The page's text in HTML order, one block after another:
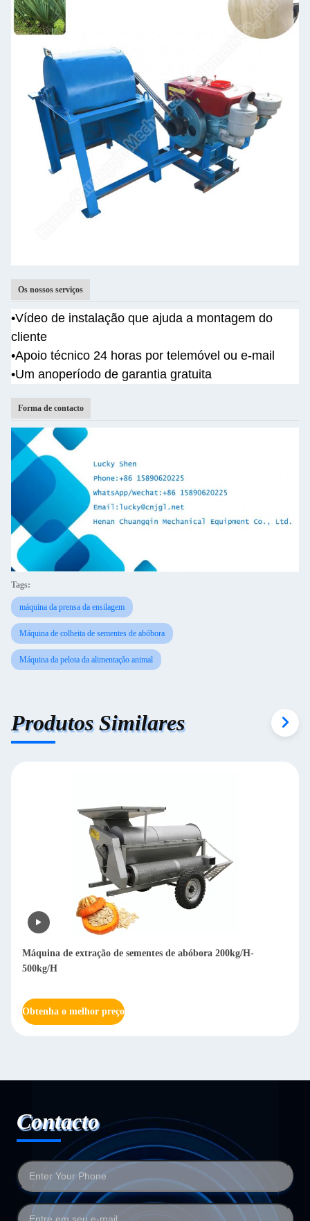
Os nossos serviços
•Vídeo de instalação que ajuda a montagem do
cliente
•Apoio técnico 24 horas por telemóvel ou e-mail
•Um anoperíodo de garantia gratuita
Forma de contacto
Tags:
máquina da prensa da ensilagem
Máquina de colheita de sementes de abóbora
Máquina da pelota da alimentação animal
Produtos Similares
Máquina de extração de sementes de abóbora 200kg/H-
500kg/H
Obtenha o melhor preço
Contacto